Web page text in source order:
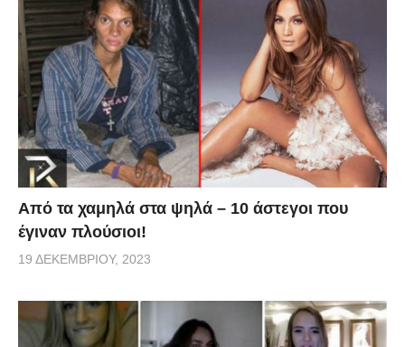
Από τα χαμηλά στα ψηλά – 10 άστεγοι που
έγιναν πλούσιοι!
19 ΔΕΚΕΜΒΡΊΟΥ, 2023